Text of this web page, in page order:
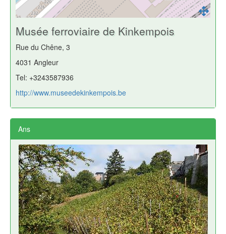
Musée ferroviaire de Kinkempois
Rue du Chêne, 3
4031 Angleur
Tel: +3243587936
http://www.museedekinkempois.be
Ans